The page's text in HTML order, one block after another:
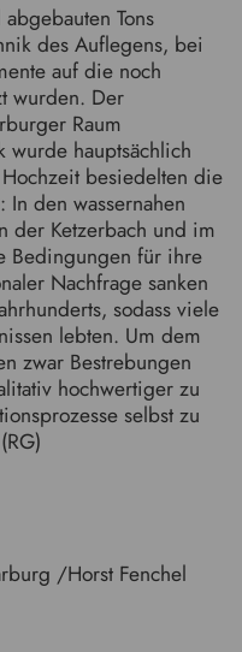
Tons
des Auflegens, bei
auf die noch
wurden. Der
Raum
hauptsächlich
besiedelten die
den wassernahen
der Ketzerbach und im
Bedingungen für ihre
Nachfrage sanken
sodass viele
lebten. Um dem
zwar Bestrebungen
hochwertiger zu
selbst zu
/Horst Fenchel